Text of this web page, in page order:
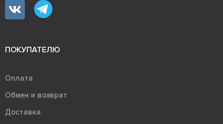
ПОКУПАТЕЛЮ
Оплата
Обмен и возврат
Доставка